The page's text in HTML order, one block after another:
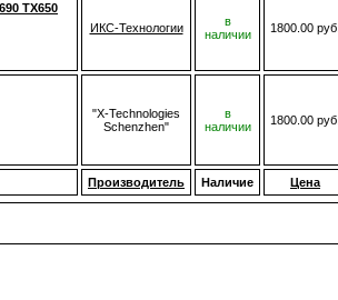
TX650
ИКС-Технологии
в
наличии
1800.00 руб.
"X-Technologies
Schenzhen"
в
наличии
1800.00 руб.
Производитель Наличие Цена